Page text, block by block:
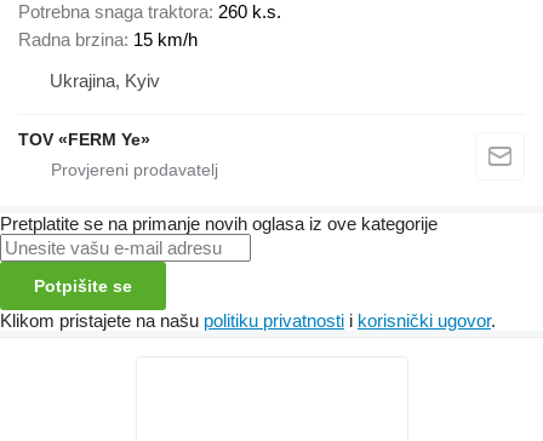
Potrebna snaga traktora 260 k.s.
Radna brzina 15 km/h
Ukrajina, Kyiv
TOV «FERM Ye»
Pretplatite se na primanje novih oglasa iz ove kategorije
Potpišite se
Klikom pristajete na našu politiku privatnosti i korisnički ugovor.